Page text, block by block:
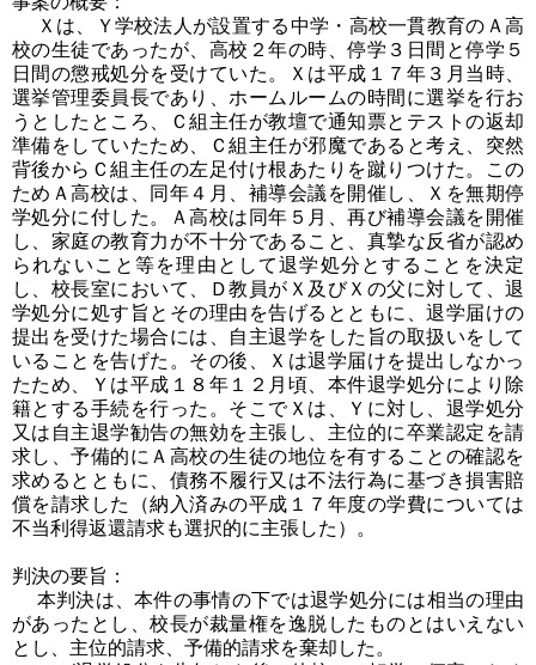
Ｘは、Ｙ学校法人が設置する中学・高校一貫教育のＡ高
校の生徒であったが、高校２年の時、停学３日間と停学５
日間の懲戒処分を受けていた。Ｘは平成１７年３月当時、
選挙管理委員長であり、ホームルームの時間に選挙を行お
うとしたところ、Ｃ組主任が教壇で通知票とテストの返却
準備をしていたため、Ｃ組主任が邪魔であると考え、突然
背後からＣ組主任の左足付け根あたりを蹴りつけた。この
ためＡ高校は、同年４月、補導会議を開催し、Ｘを無期停
学処分に付した。Ａ高校は同年５月、再び補導会議を開催
し、家庭の教育力が不十分であること、真摯な反省が認め
られないこと等を理由として退学処分とすることを決定
し、校長室において、Ｄ教員がＸ及びＸの父に対して、退
学処分に処す旨とその理由を告げるとともに、退学届けの
提出を受けた場合には、自主退学をした旨の取扱いをして
いることを告げた。その後、Ｘは退学届けを提出しなかっ
たため、Ｙは平成１８年１２月頃、本件退学処分により除
籍とする手続を行った。そこでＸは、Ｙに対し、退学処分
又は自主退学勧告の無効を主張し、主位的に卒業認定を請
求し、予備的にＡ高校の生徒の地位を有することの確認を
求めるとともに、債務不履行又は不法行為に基づき損害賠
償を請求した（納入済みの平成１７年度の学費については
不当利得返還請求も選択的に主張した）。
判決の要旨：
本判決は、本件の事情の下では退学処分には相当の理由
があったとし、校長が裁量権を逸脱したものとはいえない
とし、主位的請求、予備的請求を棄却した。